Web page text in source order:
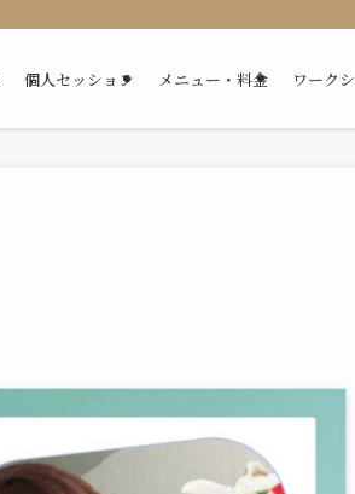
個人セッション メニュー・料金 ワーク